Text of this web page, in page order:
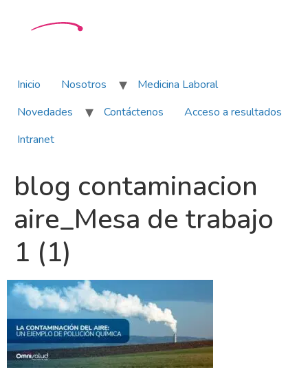
Inicio Nosotros
Medicina Laboral
Novedades
Contáctenos
Acceso a resultados
Intranet
blog contaminacion
aire_Mesa de trabajo
1 (1)